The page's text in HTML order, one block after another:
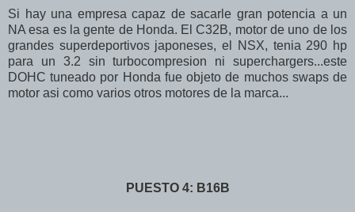
Si hay una empresa capaz de sacarle gran potencia a un
NA esa es la gente de Honda. El C32B, motor de uno de los
grandes superdeportivos japoneses, el NSX, tenia 290 hp
para un 3.2 sin turbocompresion ni superchargers...este
DOHC tuneado por Honda fue objeto de muchos swaps de
motor asi como varios otros motores de la marca...
PUESTO 4: B16B